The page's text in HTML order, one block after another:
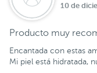
10 de
Producto muy
Encantada con estas
Mi piel está hidratada,